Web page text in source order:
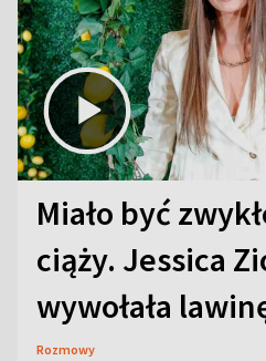
Miało być
ciąży. Jessica
wywołała
Rozmowy